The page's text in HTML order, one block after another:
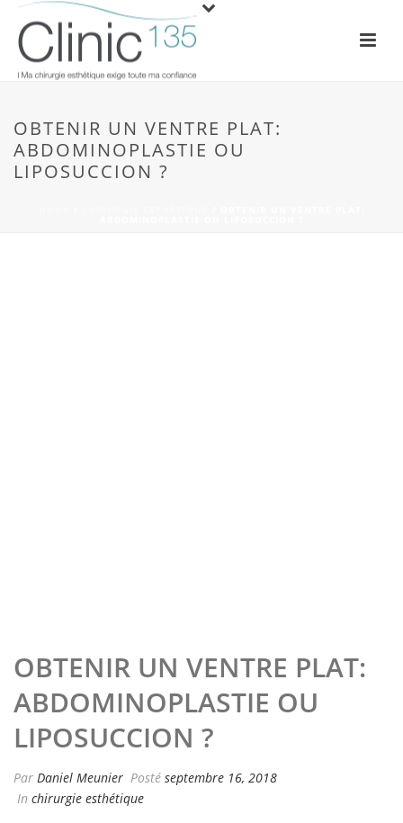
OBTENIR UN VENTRE PLAT:
ABDOMINOPLASTIE OU
LIPOSUCCION ?
OBTENIR UN VENTRE PLAT:
ABDOMINOPLASTIE OU
LIPOSUCCION ?
Par Daniel Meunier Posté septembre 16, 2018
In chirurgie esthétique